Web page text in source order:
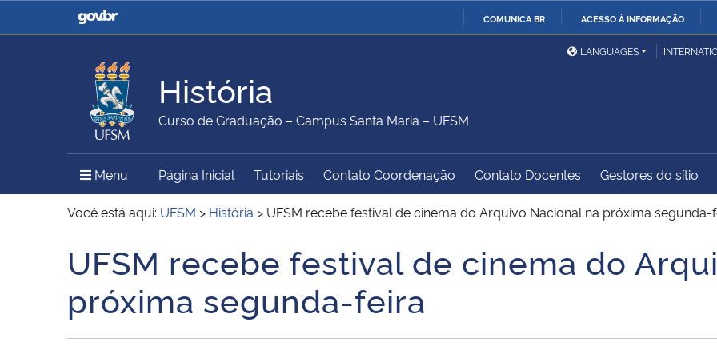
COMUNICA BR ACESSO À INFORMAÇÃO
Casa Civil
Ministério da Justiça e
Ministério da Defesa
Ministério das Relações
Exteriores
Ministério da Agricultura,
Pecuária e Abastecimento
Ministério da Educação
Ministério do Meio Ambiente Ministério do Turismo
Ministério do
Desenvolvimento Regional
Controladoria-Geral da
União
Secretaria de Governo
Gabinete de Segurança
Institucional
Advocacia-Geral da União Banco Central do Brasil
LANGUAGES
História
Curso de Graduação – Campus Santa Maria – UFSM
Menu Menu Principal do Sítio
Página Inicial Tutoriais Contato Coordenação Contato Docentes Gestores do sítio
Você está aqui: UFSM > História > UFSM recebe festival de cinema do Arquivo Nacional na próxima segunda-
Início do conteúdo
UFSM recebe festival de cinema do
próxima segunda-feira